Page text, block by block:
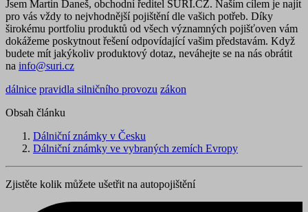
Jsem Martin Daneš, obchodní ředitel SURI.CZ. Naším cílem je najít
pro vás vždy to nejvhodnější pojištění dle vašich potřeb. Díky
širokému portfoliu produktů od všech významných pojišťoven vám
dokážeme poskytnout řešení odpovídající vašim představám. Když
budete mít jakýkoliv produktový dotaz, neváhejte se na nás obrátit
na info@suri.cz
dálnice pravidla silničního provozu zákon
Obsah článku
Dálniční známky v Česku
Dálniční známky ve vybraných zemích Evropy
Zjistěte kolik můžete ušetřit na autopojištění